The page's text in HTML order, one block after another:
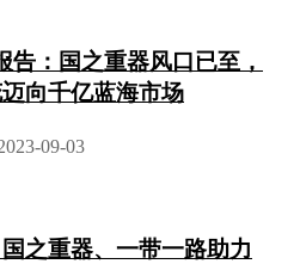
告：国之重器风口已至，
向千亿蓝海市场
09-03
之重器、一带一路助力